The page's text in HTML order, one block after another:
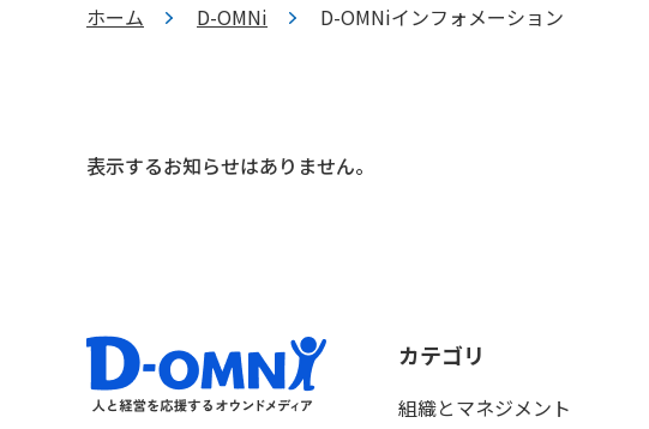
ホーム >D-OMNi >D-OMNiインフォメーション
表示するお知らせはありません。
カテゴリ
組織とマネジメント